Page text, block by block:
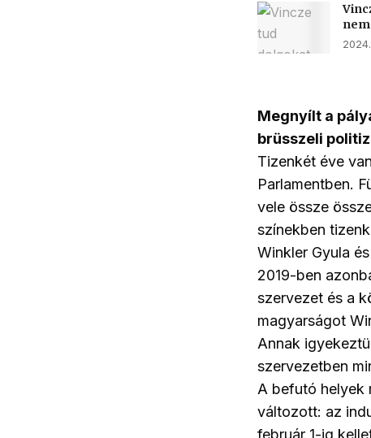
Megnyílt a
brüsszeli
Tizenkét éve
Parlamentben.
vele össze
színekben
Winkler Gyula
2019-ben
szervezet és a
magyarságot
Annak
szervezetben
A befutó helyek
változott: az
február 1-ig